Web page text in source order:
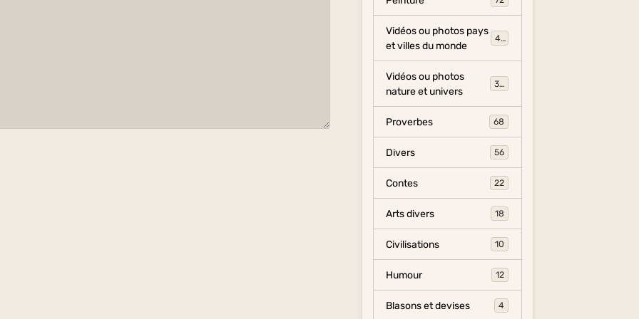
Vidéos ou photos pays
et villes du monde
454
Vidéos ou photos
nature et univers
325
Proverbes 68
Divers 56
Contes 22
Arts divers 18
Civilisations 10
Humour 12
Blasons et devises 4